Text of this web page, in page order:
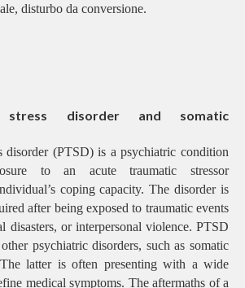
disturbo da conversione.
stress disorder and somatic
disorder (PTSD) is a psychiatric condition
to an acute traumatic stressor
coping capacity. The disorder is
after being exposed to traumatic events
disasters, or interpersonal violence. PTSD
psychiatric disorders, such as somatic
latter is often presenting with a wide
medical symptoms. The aftermaths of a